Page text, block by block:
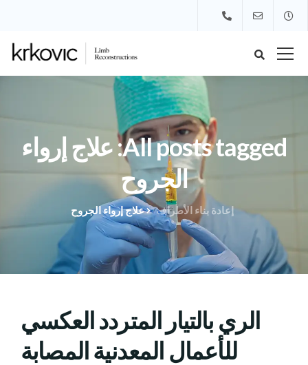
All posts tagged: علاج إرواء
الجروح
إعادة بناء الأطراف علاج إرواء الجروح
الري بالتيار المتردد العكسي
للأعمال المعدنية المصابة